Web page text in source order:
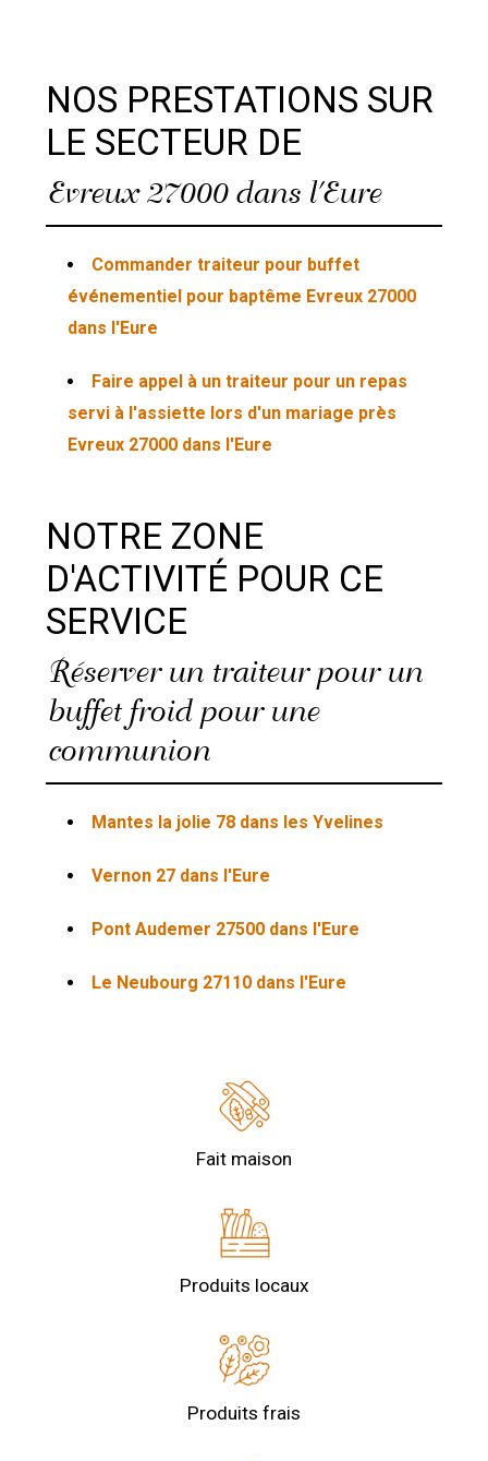
NOS PRESTATIONS SUR
LE SECTEUR DE
Evreux 27000 dans l'Eure
Commander traiteur pour buffet
événementiel pour baptême Evreux 27000
dans l'Eure
Faire appel à un traiteur pour un repas
servi à l'assiette lors d'un mariage près
Evreux 27000 dans l'Eure
NOTRE ZONE
D'ACTIVITÉ POUR CE
SERVICE
Réserver un traiteur pour un
buffet froid pour une
communion
Mantes la jolie 78 dans les Yvelines
Vernon 27 dans l'Eure
Pont Audemer 27500 dans l'Eure
Le Neubourg 27110 dans l'Eure
Fait maison
Produits locaux
Produits frais